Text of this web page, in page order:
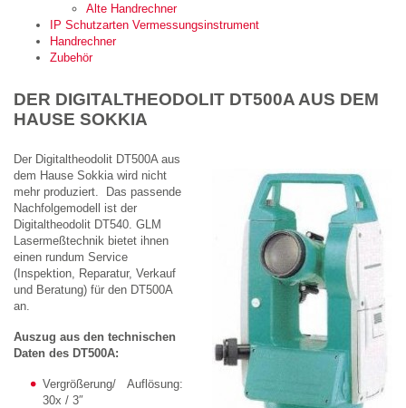
Alte Handrechner
IP Schutzarten Vermessungsinstrument
Handrechner
Zubehör
DER DIGITALTHEODOLIT DT500A AUS DEM
HAUSE SOKKIA
Der Digitaltheodolit DT500A aus
dem Hause Sokkia wird nicht
mehr produziert. Das passende
Nachfolgemodell ist der
Digitaltheodolit DT540. GLM
Lasermeßtechnik bietet ihnen
einen rundum Service
(Inspektion, Reparatur, Verkauf
und Beratung) für den DT500A
an.
Auszug aus den technischen
Daten des DT500A:
Vergrößerung/ Auflösung:
30x / 3″